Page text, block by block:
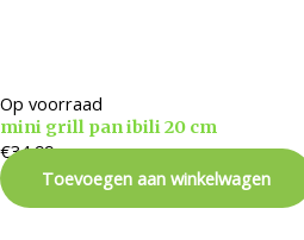
Op voorraad
mini grill pan ibili 20 cm
€34,99
Toevoegen aan winkelwagen